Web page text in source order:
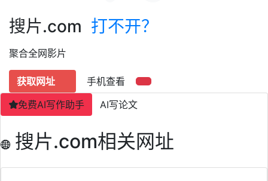
搜片.com 打不开？
聚合全网影片
获取网址
手机查看
免费AI写作助手
AI写论文
搜片.com相关网址